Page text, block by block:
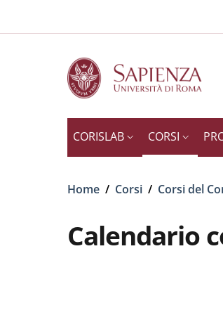
CORISLAB CORSI
Briciole di pane
Home / Corsi / Corsi del
Calendario